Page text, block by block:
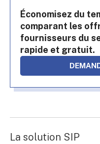
Économisez du
comparant les
fournisseurs du
rapide et gratuit.
La solution SIP